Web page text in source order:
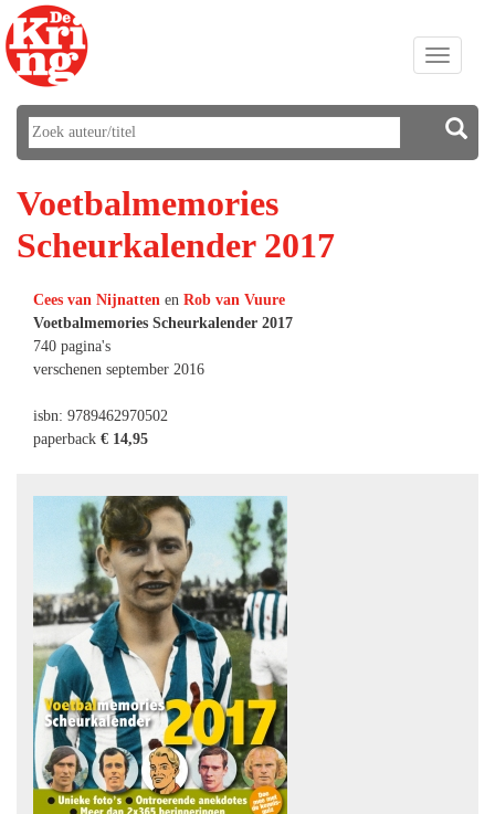
Toggle
Voetbalmemories
Scheurkalender 2017
Cees van Nijnatten en Rob van Vuure
Voetbalmemories Scheurkalender 2017
740 pagina's
verschenen september 2016
isbn: 9789462970502
paperback € 14,95